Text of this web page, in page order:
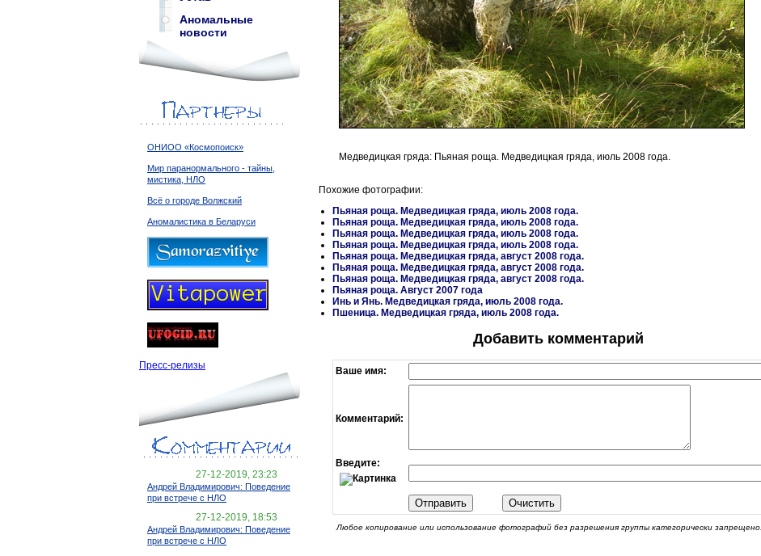
Аномальные
новости
ОНИОО «Космопоиск»
Мир паранормального - тайны,
мистика, НЛО
Всё о городе Волжский
Аномалистика в Беларуси
Пресс-релизы
27-12-2019, 23:23
Андрей Владимирович: Поведение
при встрече с НЛО
27-12-2019, 18:53
Андрей Владимирович: Поведение
при встрече с НЛО
Медведицкая гряда: Пьяная роща. Медведицкая гряда, июль 2008 года.
Похожие фотографии:
Пьяная роща. Медведицкая гряда, июль 2008 года.
Пьяная роща. Медведицкая гряда, июль 2008 года.
Пьяная роща. Медведицкая гряда, июль 2008 года.
Пьяная роща. Медведицкая гряда, июль 2008 года.
Пьяная роща. Медведицкая гряда, август 2008 года.
Пьяная роща. Медведицкая гряда, август 2008 года.
Пьяная роща. Медведицкая гряда, август 2008 года.
Пьяная роща. Август 2007 года
Инь и Янь. Медведицкая гряда, июль 2008 года.
Пшеница. Медведицкая гряда, июль 2008 года.
Добавить комментарий
Ваше имя:
Комментарий:
Введите:
Любое копирование или использование фотографий без разрешения группы категорически запрещено.